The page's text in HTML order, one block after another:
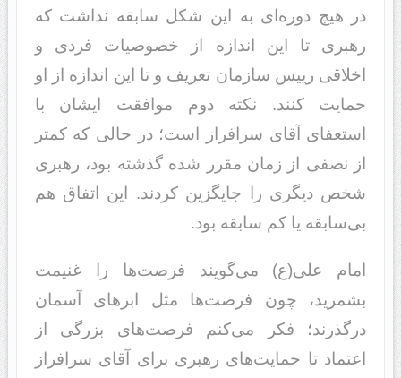
در هیچ دوره‌ای به این شکل سابقه نداشت که
رهبری تا این اندازه از خصوصیات فردی و
اخلاقی رییس سازمان تعریف و تا این اندازه از او
حمایت کنند. نکته دوم موافقت ایشان با
استعفای آقای سرافراز است؛ در حالی که کمتر
از نصفی از زمان مقرر شده گذشته بود، رهبری
شخص دیگری را جایگزین کردند. این اتفاق هم
بی‌سابقه یا کم سابقه بود.
امام علی(ع) می‌گویند فرصت‌ها را غنیمت
بشمرید، چون فرصت‌ها مثل ابرهای آسمان
درگذرند؛ فکر می‌کنم فرصت‌های بزرگی از
اعتماد تا حمایت‌های رهبری برای آقای سرافراز